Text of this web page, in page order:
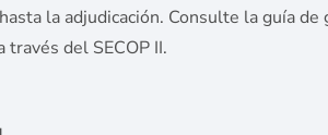
la adjudicación. Consulte la guía
del SECOP II.